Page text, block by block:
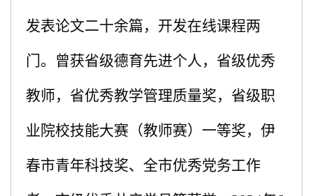
发表论文二十余篇，开发在线课程两
门。曾获省级德育先进个人，省级优秀
教师，省优秀教学管理质量奖，省级职
业院校技能大赛（教师赛）一等奖，伊
春市青年科技奖、全市优秀党务工作